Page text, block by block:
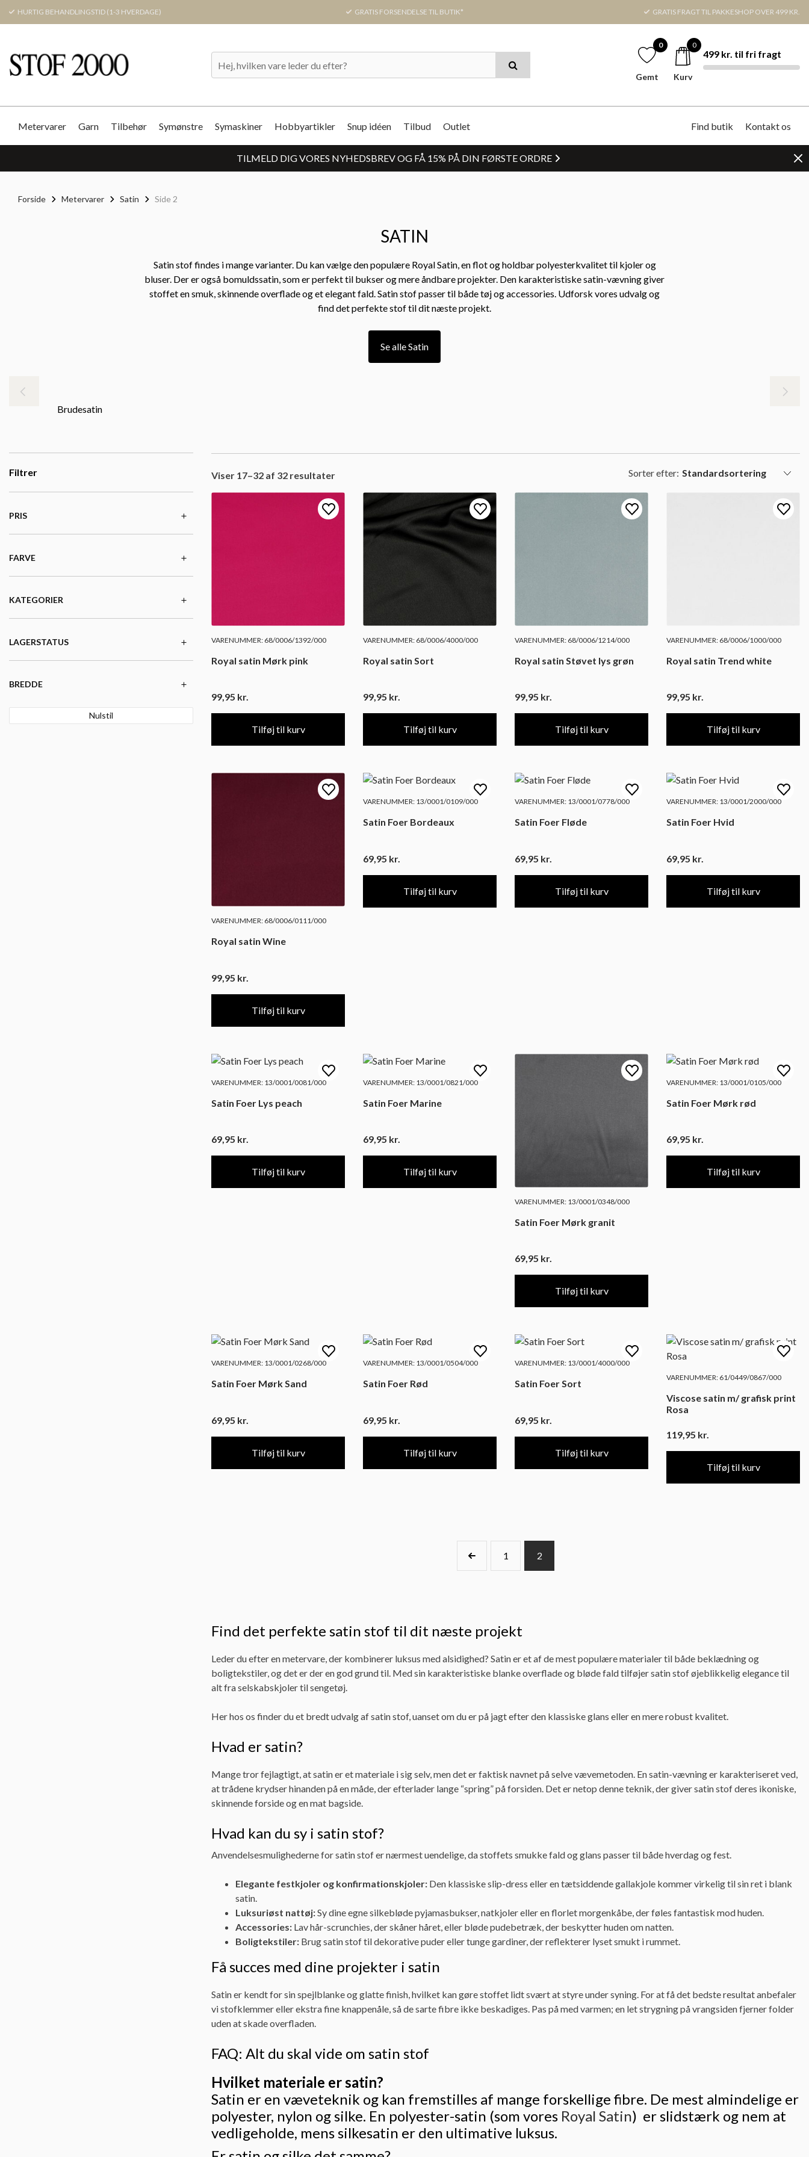
HURTIG BEHANDLINGSTID (1-3 HVERDAGE) GRATIS FORSENDELSE TIL BUTIK* GRATIS FRAGT TIL PAKKESHOP OVER 499 KR.
0
Gemt
0
Kurv
499 kr. til fri fragt
Metervarer Garn Tilbehør Symønstre Symaskiner Hobbyartikler Snup idéen Tilbud Outlet Find butik Kontakt os
TILMELD DIG VORES NYHEDSBREV OG FÅ 15% PÅ DIN FØRSTE ORDRE
Forside Metervarer Satin Side 2
SATIN
Satin stof findes i mange varianter. Du kan vælge den populære Royal Satin, en flot og holdbar polyesterkvalitet til kjoler og
bluser. Der er også bomuldssatin, som er perfekt til bukser og mere åndbare projekter. Den karakteristiske satin-vævning giver
stoffet en smuk, skinnende overflade og et elegant fald. Satin stof passer til både tøj og accessories. Udforsk vores udvalg og
find det perfekte stof til dit næste projekt.
Se alle Satin
Brudesatin
Filtrer
PRIS
FARVE
KATEGORIER
LAGERSTATUS
BREDDE
Nulstil
Viser 17–32 af 32 resultater Sorter efter:
VARENUMMER: 68/0006/1392/000
Royal satin Mørk pink
99,95 kr.
Tilføj til kurv
VARENUMMER: 68/0006/4000/000
Royal satin Sort
99,95 kr.
Tilføj til kurv
VARENUMMER: 68/0006/1214/000
Royal satin Støvet lys grøn
99,95 kr.
Tilføj til kurv
VARENUMMER: 68/0006/1000/000
Royal satin Trend white
99,95 kr.
Tilføj til kurv
VARENUMMER: 68/0006/0111/000
Royal satin Wine
99,95 kr.
Tilføj til kurv
VARENUMMER: 13/0001/0109/000
Satin Foer Bordeaux
69,95 kr.
Tilføj til kurv
VARENUMMER: 13/0001/0778/000
Satin Foer Fløde
69,95 kr.
Tilføj til kurv
VARENUMMER: 13/0001/2000/000
Satin Foer Hvid
69,95 kr.
Tilføj til kurv
VARENUMMER: 13/0001/0081/000
Satin Foer Lys peach
69,95 kr.
Tilføj til kurv
VARENUMMER: 13/0001/0821/000
Satin Foer Marine
69,95 kr.
Tilføj til kurv
VARENUMMER: 13/0001/0348/000
Satin Foer Mørk granit
69,95 kr.
Tilføj til kurv
VARENUMMER: 13/0001/0105/000
Satin Foer Mørk rød
69,95 kr.
Tilføj til kurv
VARENUMMER: 13/0001/0268/000
Satin Foer Mørk Sand
69,95 kr.
Tilføj til kurv
VARENUMMER: 13/0001/0504/000
Satin Foer Rød
69,95 kr.
Tilføj til kurv
VARENUMMER: 13/0001/4000/000
Satin Foer Sort
69,95 kr.
Tilføj til kurv
VARENUMMER: 61/0449/0867/000
Viscose satin m/ grafisk print
Rosa
119,95 kr.
Tilføj til kurv
1 2
Find det perfekte satin stof til dit næste projekt
Leder du efter en metervare, der kombinerer luksus med alsidighed? Satin er et af de mest populære materialer til både beklædning og
boligtekstiler, og det er der en god grund til. Med sin karakteristiske blanke overflade og bløde fald tilføjer satin stof øjeblikkelig elegance til
alt fra selskabskjoler til sengetøj.
Her hos os finder du et bredt udvalg af satin stof, uanset om du er på jagt efter den klassiske glans eller en mere robust kvalitet.
Hvad er satin?
Mange tror fejlagtigt, at satin er et materiale i sig selv, men det er faktisk navnet på selve vævemetoden. En satin-vævning er karakteriseret ved,
at trådene krydser hinanden på en måde, der efterlader lange “spring” på forsiden. Det er netop denne teknik, der giver satin stof deres ikoniske,
skinnende forside og en mat bagside.
Hvad kan du sy i satin stof?
Anvendelsesmulighederne for satin stof er nærmest uendelige, da stoffets smukke fald og glans passer til både hverdag og fest.
Elegante festkjoler og konfirmationskjoler: Den klassiske slip-dress eller en tætsiddende gallakjole kommer virkelig til sin ret i blank
satin.
Luksuriøst nattøj:Sy dine egne silkebløde pyjamasbukser, natkjoler eller en florlet morgenkåbe, der føles fantastisk mod huden.
Accessories: Lav hår-scrunchies, der skåner håret, eller bløde pudebetræk, der beskytter huden om natten.
Boligtekstiler: Brug satin stof til dekorative puder eller tunge gardiner, der reflekterer lyset smukt i rummet.
Få succes med dine projekter i satin
Satin er kendt for sin spejlblanke og glatte finish, hvilket kan gøre stoffet lidt svært at styre under syning. For at få det bedste resultat anbefaler
vi stofklemmer eller ekstra fine knappenåle, så de sarte fibre ikke beskadiges. Pas på med varmen; en let strygning på vrangsiden fjerner folder
uden at skade overfladen.
FAQ: Alt du skal vide om satin stof
Hvilket materiale er satin?
Satin er en væveteknik og kan fremstilles af mange forskellige fibre. De mest almindelige er
polyester, nylon og silke. En polyester-satin (som vores Royal Satin) er slidstærk og nem at
vedligeholde, mens silkesatin er den ultimative luksus.